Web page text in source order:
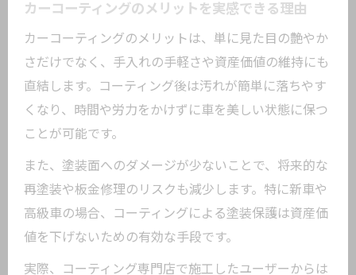
準
コーティング施工後のメリットと注意点
カーコーティング施工後に得られる主な
メリット
イオンデポジット対策と注意すべきポイ
ント
ウォータースポットを防ぐコーティング
活用法
カーコーティングのメリットを実感できる理由
カーコーティングのメリットは、単に見た目の艶やか
さだけでなく、手入れの手軽さや資産価値の維持にも
直結します。コーティング後は汚れが簡単に落ちやす
くなり、時間や労力をかけずに車を美しい状態に保つ
ことが可能です。
また、塗装面へのダメージが少ないことで、将来的な
再塗装や板金修理のリスクも減少します。特に新車や
高級車の場合、コーティングによる塗装保護は資産価
値を下げないための有効な手段です。
実際、コーティング専門店で施工したユーザーからは